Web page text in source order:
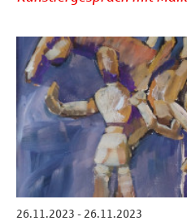
26.11.2023 - 26.11.2023